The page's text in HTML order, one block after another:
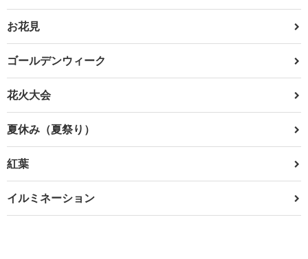
お花見
ゴールデンウィーク
花火大会
夏休み（夏祭り）
紅葉
イルミネーション